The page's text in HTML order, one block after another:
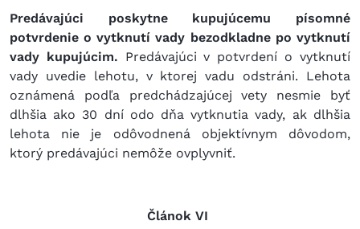
Predávajúci poskytne kupujúcemu písomné
potvrdenie o vytknutí vady bezodkladne po vytknutí
vady kupujúcim. Predávajúci v potvrdení o vytknutí
vady uvedie lehotu, v ktorej vadu odstráni. Lehota
oznámená podľa predchádzajúcej vety nesmie byť
dlhšia ako 30 dní odo dňa vytknutia vady, ak dlhšia
lehota nie je odôvodnená objektívnym dôvodom,
ktorý predávajúci nemôže ovplyvniť.
Článok VI